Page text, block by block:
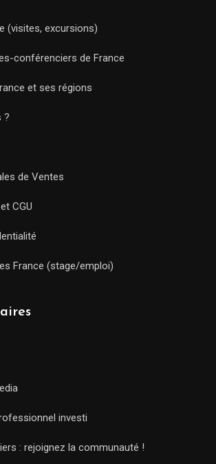
(visites, excursions)
conférenciers de France
et ses régions
?
de Ventes
CGU
France (stage/emploi)
investi
: rejoignez la communauté !